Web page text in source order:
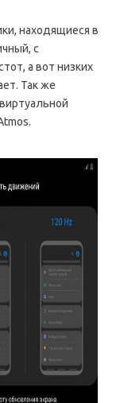
находящиеся в
с
а вот низких
Так же